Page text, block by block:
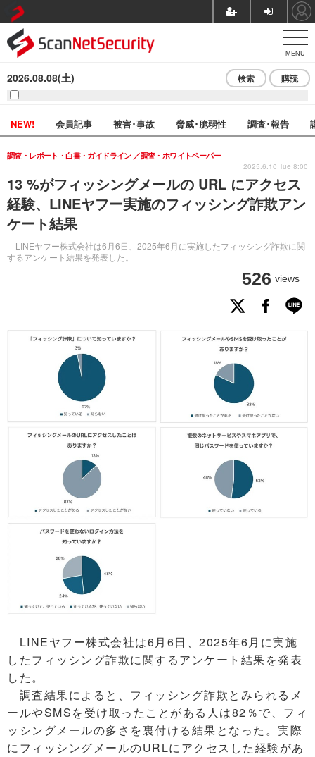
MENU
2026.08.08(土) 検索 購読
NEW! 会員記事 被害･事故 脅威･脆弱性 調査･報告
13 %がフィッシングメールの URL にアクセス
経験、LINEヤフー実施のフィッシング詐欺アン
ケート結果
LINEヤフー株式会社は6月6日、2025年6月に実施したフィッシング詐欺に関
するアンケート結果を発表した。
調査・レポート・白書・ガイドライン 調査・ホワイトペーパー
526 views
2025.6.10 Tue 8:00
LINEヤフー株式会社は6月6日、2025年6月に実施
したフィッシング詐欺に関するアンケート結果を発表
した。
調査結果によると、フィッシング詐欺とみられるメ
ールやSMSを受け取ったことがある人は82％で、フィ
ッシングメールの多さを裏付ける結果となった。実際
にフィッシングメールのURLにアクセスした経験があ